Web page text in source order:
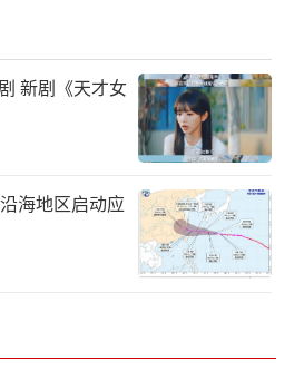
之际，专辑发行后的首组
光。六套全新造型、搭配
觉语言延续《Pleasure》
新剧《天才女
海地区启动应